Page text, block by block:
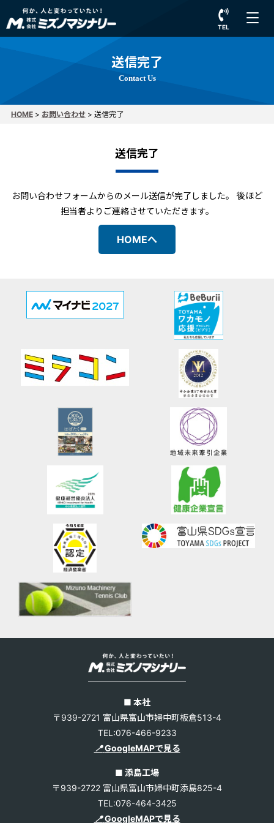
TEL
送信完了
Contact Us
HOME> お問い合わせ> 送信完了
送信完了
お問い合わせフォームからのメール送信が完了しました。 後ほど
担当者よりご連絡させていただきます。
HOMEへ
■ 本社
〒939-2721 富山県富山市婦中町板倉513-4
TEL:076-466-9233
📍 GoogleMAPで見る
■ 添島工場
〒939-2722 富山県富山市婦中町添島825-4
TEL:076-464-3425
📍 GoogleMAPで見る